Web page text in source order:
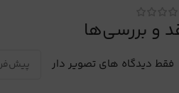
و بررسی‌ها
فقط دیدگاه های تصویر دار